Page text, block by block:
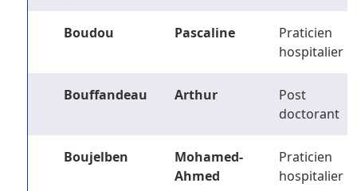
Boudou Pascaline
Praticien
hospitalier
Bouffandeau Arthur
Post
doctorant
Boujelben
Mohamed-
Ahmed
Praticien
hospitalier